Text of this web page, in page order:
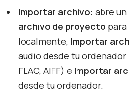
Importar archivo: abre
archivo de proyecto
localmente, Importar
audio desde tu ordenador
FLAC, AIFF) e Importar
desde tu ordenador.